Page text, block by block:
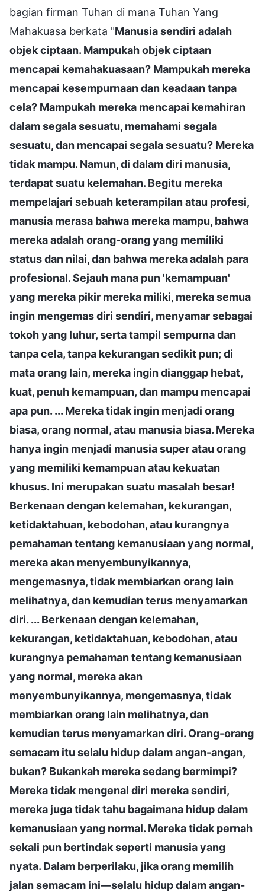
bagian firman Tuhan di mana Tuhan Yang
Mahakuasa berkata "Manusia sendiri adalah
objek ciptaan. Mampukah objek ciptaan
mencapai kemahakuasaan? Mampukah mereka
mencapai kesempurnaan dan keadaan tanpa
cela? Mampukah mereka mencapai kemahiran
dalam segala sesuatu, memahami segala
sesuatu, dan mencapai segala sesuatu? Mereka
tidak mampu. Namun, di dalam diri manusia,
terdapat suatu kelemahan. Begitu mereka
mempelajari sebuah keterampilan atau profesi,
manusia merasa bahwa mereka mampu, bahwa
mereka adalah orang-orang yang memiliki
status dan nilai, dan bahwa mereka adalah para
profesional. Sejauh mana pun 'kemampuan'
yang mereka pikir mereka miliki, mereka semua
ingin mengemas diri sendiri, menyamar sebagai
tokoh yang luhur, serta tampil sempurna dan
tanpa cela, tanpa kekurangan sedikit pun; di
mata orang lain, mereka ingin dianggap hebat,
kuat, penuh kemampuan, dan mampu mencapai
apa pun. ... Mereka tidak ingin menjadi orang
biasa, orang normal, atau manusia biasa. Mereka
hanya ingin menjadi manusia super atau orang
yang memiliki kemampuan atau kekuatan
khusus. Ini merupakan suatu masalah besar!
Berkenaan dengan kelemahan, kekurangan,
ketidaktahuan, kebodohan, atau kurangnya
pemahaman tentang kemanusiaan yang normal,
mereka akan menyembunyikannya,
mengemasnya, tidak membiarkan orang lain
melihatnya, dan kemudian terus menyamarkan
diri. ... Berkenaan dengan kelemahan,
kekurangan, ketidaktahuan, kebodohan, atau
kurangnya pemahaman tentang kemanusiaan
yang normal, mereka akan
menyembunyikannya, mengemasnya, tidak
membiarkan orang lain melihatnya, dan
kemudian terus menyamarkan diri. Orang-orang
semacam itu selalu hidup dalam angan-angan,
bukan? Bukankah mereka sedang bermimpi?
Mereka tidak mengenal diri mereka sendiri,
mereka juga tidak tahu bagaimana hidup dalam
kemanusiaan yang normal. Mereka tidak pernah
sekali pun bertindak seperti manusia yang
nyata. Dalam berperilaku, jika orang memilih
jalan semacam ini—selalu hidup dalam angan-